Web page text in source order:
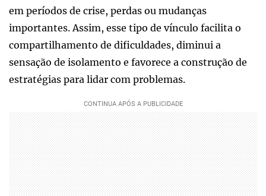
em períodos de crise, perdas ou mudanças
importantes. Assim, esse tipo de vínculo facilita o
compartilhamento de dificuldades, diminui a
sensação de isolamento e favorece a construção de
estratégias para lidar com problemas.